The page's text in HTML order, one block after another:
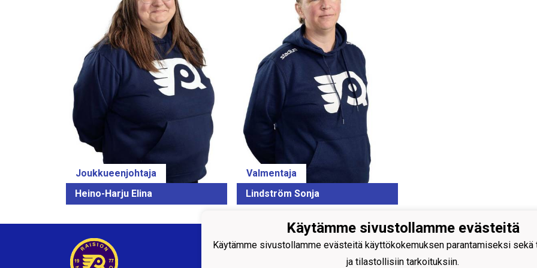
Joukkueenjohtaja
Heino-Harju Elina
Valmentaja
Lindström Sonja
Raision Nuorisokiekko ry, 0407679-0
Käytämme sivustollamme evästeitä
Käytämme sivustollamme evästeitä käyttökokemuksen parantamiseksi sekä
ja tilastollisiin tarkoituksiin.